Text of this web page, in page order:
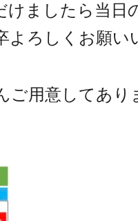
ましたら当日
ろしくお願い
ご用意してあり